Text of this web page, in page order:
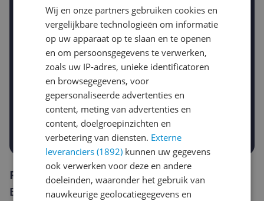
Stel een alert in en mis geen prijsdaling
Krijg een seintje zodra de prijs zakt
Jouw e-mailadres
Gewenste daling of bedrag
-10% -15%
Prijsalert aanzetten
Reviews
Er zijn nog geen reviews geschreven
Wij en onze partners gebruiken cookies en
vergelijkbare technologieën om informatie
op uw apparaat op te slaan en te openen
en om persoonsgegevens te verwerken,
zoals uw IP-adres, unieke identificatoren
en browsegegevens, voor
gepersonaliseerde advertenties en
content, meting van advertenties en
content, doelgroepinzichten en
verbetering van diensten. Externe
leveranciers (1892) kunnen uw gegevens
ook verwerken voor deze en andere
doeleinden, waaronder het gebruik van
nauwkeurige geolocatiegegevens en